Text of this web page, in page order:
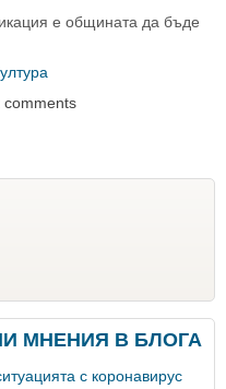
е общината да бъде
Югозападна Витоша водеща
comments
МНЕНИЯ В БЛОГА
с коронавирус